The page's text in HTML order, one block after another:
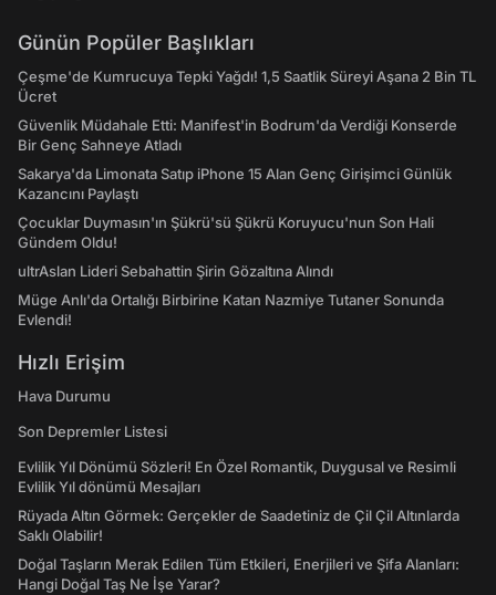
Günün Popüler Başlıkları
Çeşme'de Kumrucuya Tepki Yağdı! 1,5 Saatlik Süreyi Aşana 2 Bin TL
Ücret
Güvenlik Müdahale Etti: Manifest'in Bodrum'da Verdiği Konserde
Bir Genç Sahneye Atladı
Sakarya'da Limonata Satıp iPhone 15 Alan Genç Girişimci Günlük
Kazancını Paylaştı
Çocuklar Duymasın'ın Şükrü'sü Şükrü Koruyucu'nun Son Hali
Gündem Oldu!
ultrAslan Lideri Sebahattin Şirin Gözaltına Alındı
Müge Anlı'da Ortalığı Birbirine Katan Nazmiye Tutaner Sonunda
Evlendi!
Hızlı Erişim
Hava Durumu
Son Depremler Listesi
Evlilik Yıl Dönümü Sözleri! En Özel Romantik, Duygusal ve Resimli
Evlilik Yıl dönümü Mesajları
Rüyada Altın Görmek: Gerçekler de Saadetiniz de Çil Çil Altınlarda
Saklı Olabilir!
Doğal Taşların Merak Edilen Tüm Etkileri, Enerjileri ve Şifa Alanları:
Hangi Doğal Taş Ne İşe Yarar?